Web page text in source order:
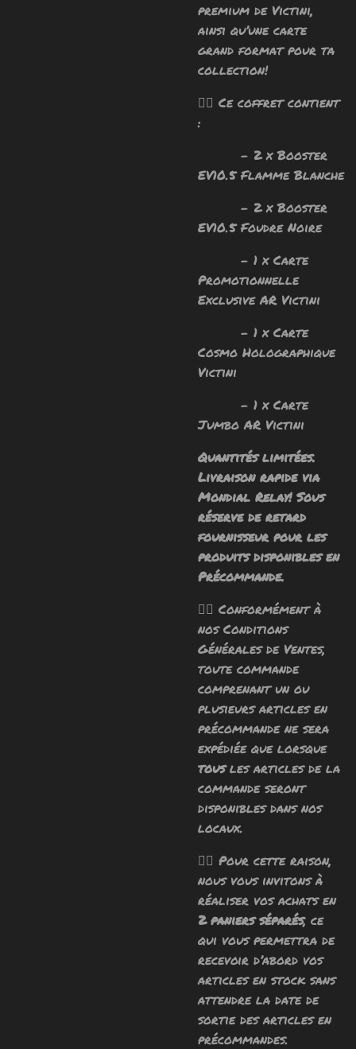
premium de Victini,
ainsi qu’une carte
grand format pour ta
collection!
🧙‍♂️ Ce coffret contient
:
- 2 x Booster
EV10.5 Flamme Blanche
- 2 x Booster
EV10.5 Foudre Noire
- 1 x Carte
Promotionnelle
Exclusive AR Victini
- 1 x Carte
Cosmo Holographique
Victini
- 1 x Carte
Jumbo AR Victini
Quantités limitées.
Livraison rapide via
Mondial Relay! Sous
réserve de retard
fournisseur pour les
produits disponibles en
Précommande.
🧙‍♂️ Conformément à
nos Conditions
Générales de Ventes,
toute commande
comprenant un ou
plusieurs articles en
précommande ne sera
expédiée que lorsque
tousles articles de la
commande seront
disponibles dans nos
locaux.
🧙‍♂️ Pour cette raison,
nous vous invitons à
réaliser vos achats en
2 paniers séparés, ce
qui vous permettra de
recevoir d’abord vos
articles en stock sans
attendre la date de
sortie des articles en
précommandes.